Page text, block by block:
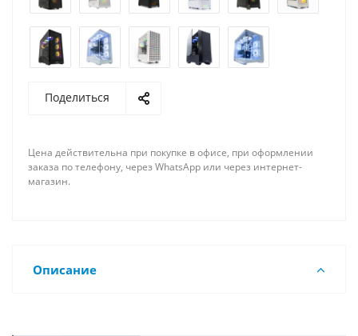
Поделиться
Цена действительна при покупке в офисе, при оформлении
заказа по телефону, через WhatsApp или через интернет-
магазин.
Описание